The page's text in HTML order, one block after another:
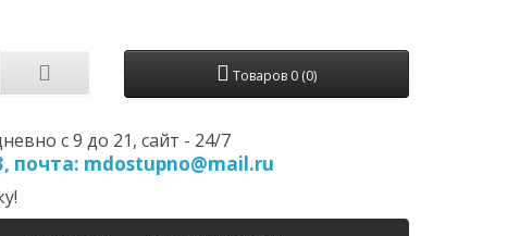
Товаров 0 (0)
с 9 до 21, cайт - 24/7
почта: mdostupno@mail.ru